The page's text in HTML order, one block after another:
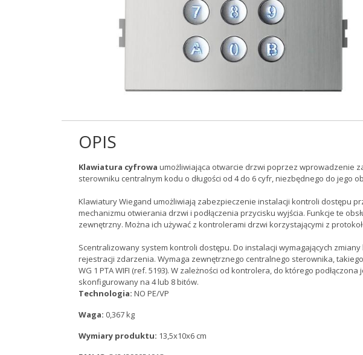
OPIS
Klawiatura cyfrowa umożliwiająca otwarcie drzwi poprzez wprowadzenie
sterowniku centralnym kodu o długości od 4 do 6 cyfr, niezbędnego do jego
Klawiatury Wiegand umożliwiają zabezpieczenie instalacji kontroli dostępu
mechanizmu otwierania drzwi i podłączenia przycisku wyjścia. Funkcje te
zewnętrzny. Można ich używać z kontrolerami drzwi korzystającymi z
Scentralizowany system kontroli dostępu. Do instalacji wymagających
rejestracji zdarzenia. Wymaga zewnętrznego centralnego sterownika, takiego
WG 1 PTA WIFI (ref. 5193). W zależności od kontrolera, do którego
skonfigurowany na 4 lub 8 bitów.
Technologia: NO PE/VP
Waga: 0,367 kg
Wymiary produktu: 13,5x10x6 cm